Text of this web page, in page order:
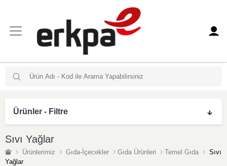
Ürünler - Filtre
Sıvı Yağlar
Ürünlerimiz Gıda-İçecekler Gıda Ürünleri Temel Gıda
Sıvı
Yağlar